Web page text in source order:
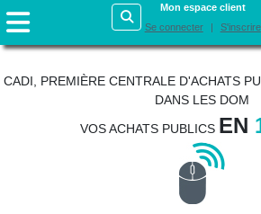
Mon espace client
Se connecter
S'inscrire
CADI, PREMIÈRE CENTRALE D'ACHATS
DANS LES DOM
VOS ACHATS PUBLICS EN